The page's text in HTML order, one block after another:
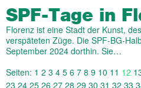
SPF-Tage in
Florenz ist eine Stadt der Kunst,
verspäteten Züge. Die SPF-BG-
September 2024 dorthin. Sie…
Seiten: 1 2 3 4 5 6 7 8 9 10 11 12
23 24 25 26 27 28 29 30 31 32 33